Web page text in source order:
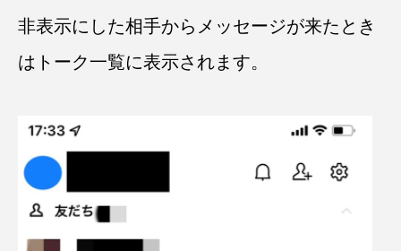
非表示にした相手からメッセージが来たとき
はトーク一覧に表示されます。